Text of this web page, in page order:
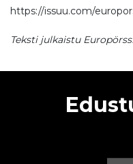
https://issuu.com/
Teksti julkaistu